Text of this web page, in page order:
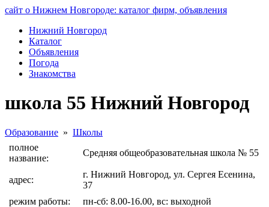
сайт о Нижнем Новгороде: каталог фирм, объявления
Нижний Новгород
Каталог
Объявления
Погода
Знакомства
школа 55 Нижний Новгород
Образование » Школы
полное
название:
Средняя общеобразовательная школа № 55
адрес:
г. Нижний Новгород, ул. Сергея Есенина,
37
режим работы:
пн-сб: 8.00-16.00, вс: выходной